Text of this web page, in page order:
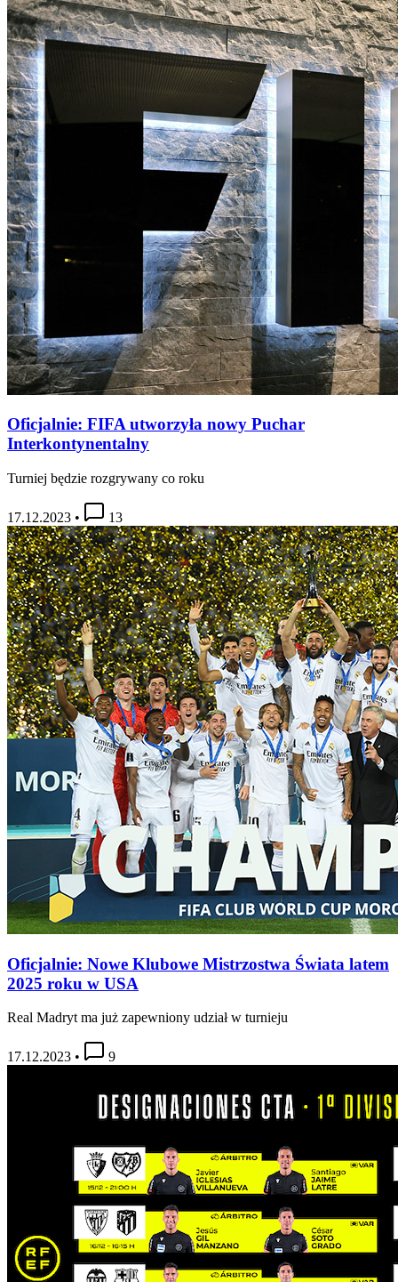
Oficjalnie: FIFA utworzyła nowy Puchar
Interkontynentalny
Turniej będzie rozgrywany co roku
17.12.2023 • 13
Oficjalnie: Nowe Klubowe Mistrzostwa Świata latem
2025 roku w USA
Real Madryt ma już zapewniony udział w turnieju
17.12.2023 • 9